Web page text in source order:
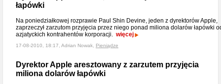
łapówki
Na poniedziałkowej rozprawie Paul Shin Devine, jeden z dyrektorów Apple,
zaprzeczył zarzutom przyjęcia przez niego ponad miliona dolarów łapówki
azjatyckich kontrahentów korporacji. więcej
17-08-2010, 18:17, Adrian Nowak, Pieniądze
Dyrektor Apple aresztowany z zarzutem przyjęcia
miliona dolarów łapówki